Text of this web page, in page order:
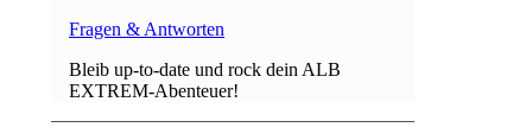
Fragen & Antworten
Bleib up-to-date und rock dein ALB
EXTREM-Abenteuer!